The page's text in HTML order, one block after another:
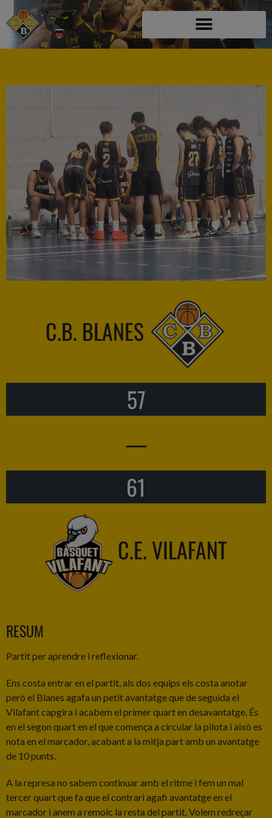
C.B. BLANES
57
—
61
C.E. VILAFANT
RESUM
Partit per aprendre i reflexionar.
Ens costa entrar en el partit, als dos equips els costa anotar
però el Blanes agafa un petit avantatge que de seguida el
Vilafant capgira i acabem el primer quart en desavantatge. És
en el segon quart en el que comença a circular la pilota i això es
nota en el marcador, acabant a la mitja part amb un avantatge
de 10 punts.
A la represa no sabem continuar amb el ritme i fem un mal
tercer quart que fa que el contrari agafi avantatge en el
marcador i anem a remolc la resta del partit. Volem redreçar